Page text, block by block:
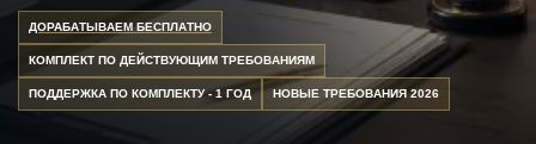
ДОРАБАТЫВАЕМ БЕСПЛАТНО
КОМПЛЕКТ ПО ДЕЙСТВУЮЩИМ ТРЕБОВАНИЯМ
ПОДДЕРЖКА ПО КОМПЛЕКТУ - 1 ГОД НОВЫЕ ТРЕБОВАНИЯ 2026